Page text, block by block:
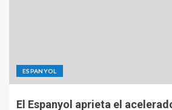
ESPANYOL
El Espanyol aprieta el